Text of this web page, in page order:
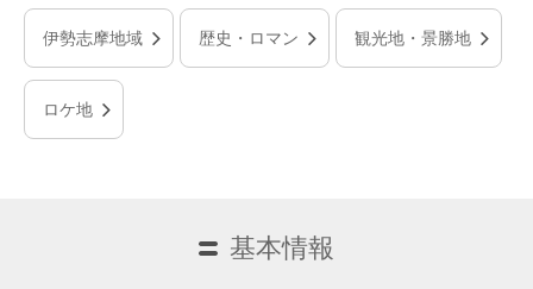
伊勢志摩地域 歴史・ロマン 観光地・景勝地
ロケ地
基本情報